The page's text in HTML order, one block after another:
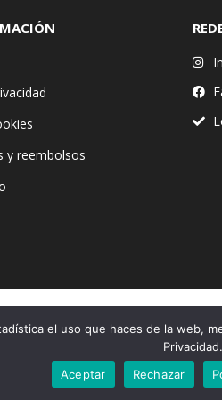
y reembolsos
Financiado por la Unión
el uso que haces de la web,
Privacidad.
Aceptar
Rechazar